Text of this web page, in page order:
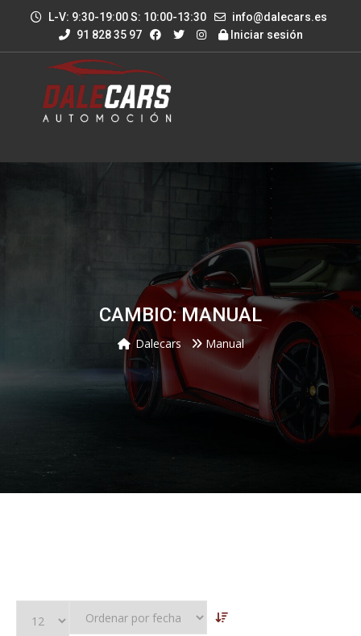
L-V: 9:30-19:00 S: 10:00-13:30
info@dalecars.es
91 828 35 97
Iniciar sesión
CAMBIO: MANUAL
Dalecars Manual